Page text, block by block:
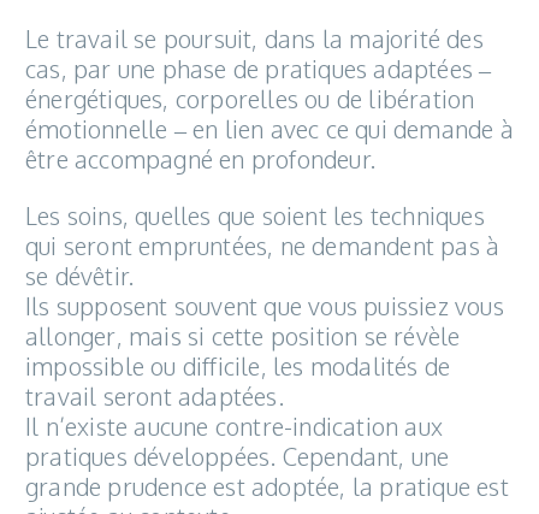
Le travail se poursuit, dans la majorité des
cas, par une phase de pratiques adaptées –
énergétiques, corporelles ou de libération
émotionnelle – en lien avec ce qui demande à
être accompagné en profondeur.
Les soins, quelles que soient les techniques
qui seront empruntées, ne demandent pas à
se dévêtir.
Ils supposent souvent que vous puissiez vous
allonger, mais si cette position se révèle
impossible ou difficile, les modalités de
travail seront adaptées.
Il n’existe aucune contre-indication aux
pratiques développées. Cependant, une
grande prudence est adoptée, la pratique est